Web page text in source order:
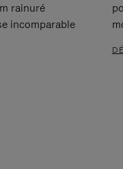
rainuré
incomparable